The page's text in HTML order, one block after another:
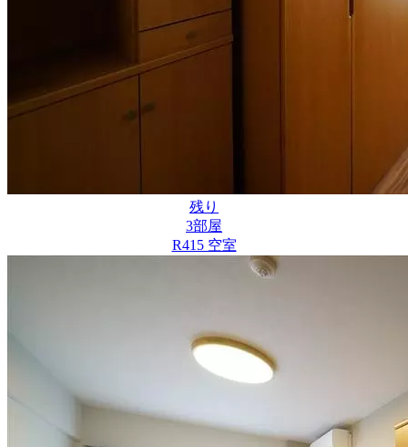
残り
3部屋
R415 空室